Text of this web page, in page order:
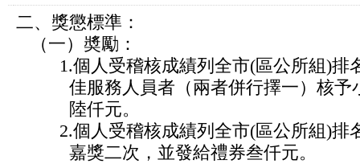
二、獎懲標準：
（一）奬勵：
1.個人受稽核成績列全市(區公所組)排
佳服務人員者（兩者併行擇一）核予
陸仟元。
2.個人受稽核成績列全市(區公所組)排
嘉獎二次，並發給禮券叁仟元。